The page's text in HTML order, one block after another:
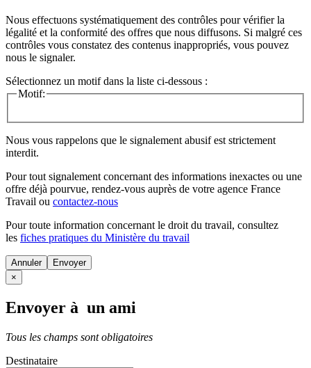
Nous effectuons systématiquement des contrôles pour vérifier la
légalité et la conformité des offres que nous diffusons. Si malgré ces
contrôles vous constatez des contenus inappropriés, vous pouvez
nous le signaler.
Sélectionnez un motif dans la liste ci-dessous :
Motif:
Nous vous rappelons que le signalement abusif est strictement
interdit.
Pour tout signalement concernant des informations inexactes ou une
offre déjà pourvue, rendez-vous auprès de votre agence France
Travail ou contactez-nous
Pour toute information concernant le droit du travail, consultez
les fiches pratiques du Ministère du travail
Annuler
×
Envoyer à un ami
Tous les champs sont obligatoires
Destinataire